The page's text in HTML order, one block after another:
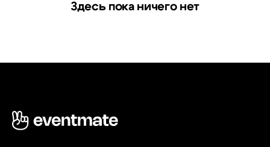
Здесь пока ничего нет